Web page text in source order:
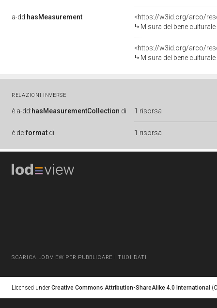
a-dd:hasMeasurement
<https://w3id.org/arco/
Misura del bene
<https://w3id.org/arco/
Misura del bene
RELAZIONI INVERSE
è a-dd:hasMeasurementCollection di 1 risorsa
è dc:format di 1 risorsa
SCARICA LODVIEW PER PUBBLICARE I TUOI DATI
Licensed under Creative Commons Attribution-ShareAlike 4.0 International